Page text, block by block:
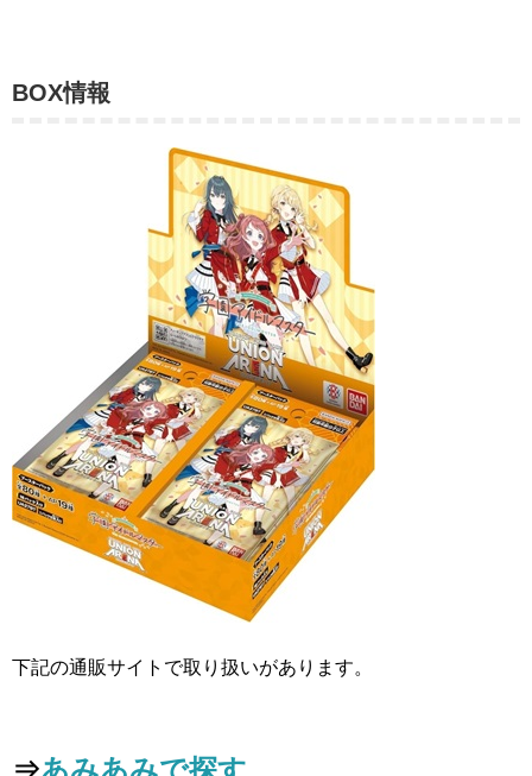
BOX情報
下記の通販サイトで取り扱いがあります。
⇒あみあみで探す